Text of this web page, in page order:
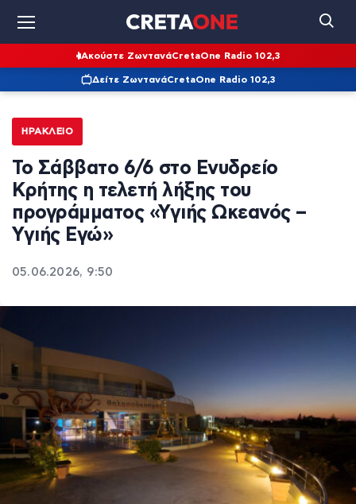
Ακούστε ΖωντανάCretaOne Radio 102,3
Δείτε ΖωντανάCretaOne Radio 102,3
ΗΡΆΚΛΕΙΟ
Το Σάββατο 6/6 στο Ενυδρείο
Κρήτης η τελετή λήξης του
προγράμματος «Υγιής Ωκεανός –
Υγιής Εγώ»
05.06.2026, 9:50